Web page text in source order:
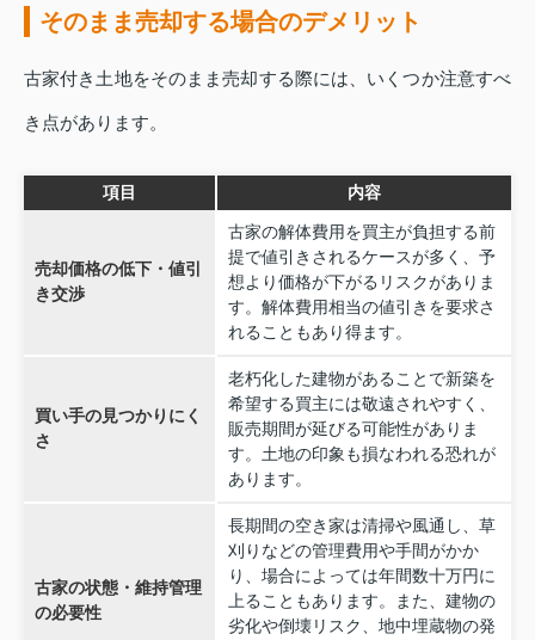
そのまま売却する場合のデメリット
古家付き土地をそのまま売却する際には、いくつか注意すべ
き点があります。
項目 内容
売却価格の低下・値引
き交渉
古家の解体費用を買主が負担する前
提で値引きされるケースが多く、予
想より価格が下がるリスクがありま
す。解体費用相当の値引きを要求さ
れることもあり得ます。
買い手の見つかりにく
さ
老朽化した建物があることで新築を
希望する買主には敬遠されやすく、
販売期間が延びる可能性がありま
す。土地の印象も損なわれる恐れが
あります。
古家の状態・維持管理
の必要性
長期間の空き家は清掃や風通し、草
刈りなどの管理費用や手間がかか
り、場合によっては年間数十万円に
上ることもあります。また、建物の
劣化や倒壊リスク、地中埋蔵物の発